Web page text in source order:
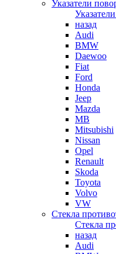
Указатели
назад
Audi
BMW
Daewoo
Fiat
Ford
Honda
Jeep
Mazda
MB
Mitsubishi
Nissan
Opel
Renault
Skoda
Toyota
Volvo
VW
Стекла
Стекла
назад
Audi